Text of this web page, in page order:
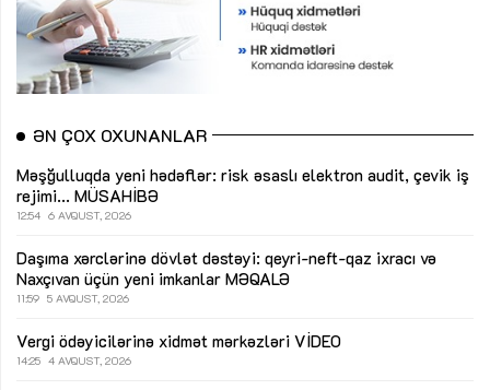
ƏN ÇOX OXUNANLAR
Məşğulluqda yeni hədəflər: risk əsaslı elektron audit, çevik iş
rejimi... MÜSAHİBƏ
12:54 6 AVQUST, 2026
Daşıma xərclərinə dövlət dəstəyi: qeyri-neft-qaz ixracı və
Naxçıvan üçün yeni imkanlar MƏQALƏ
11:59 5 AVQUST, 2026
Vergi ödəyicilərinə xidmət mərkəzləri VİDEO
14:25 4 AVQUST, 2026